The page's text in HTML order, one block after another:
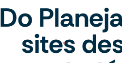
Do
sites